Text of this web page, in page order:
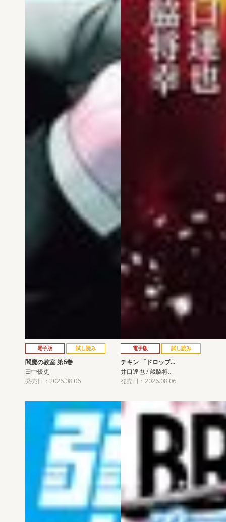
電子版 試し読み
閻魔の教室 第6巻
田中優吏
発売日：2026.08.06
電子版 試し読み
チキン 「ドロップ…
井口達也 / 歳脇将…
発売日：2026.08.06